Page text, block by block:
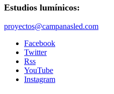
Estudios lumínicos:
proyectos@campanasled.com
Facebook
Twitter
Rss
YouTube
Instagram